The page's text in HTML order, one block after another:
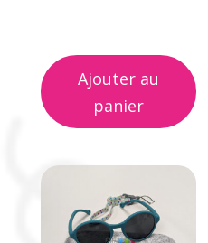
Ajouter au
panier
Ce